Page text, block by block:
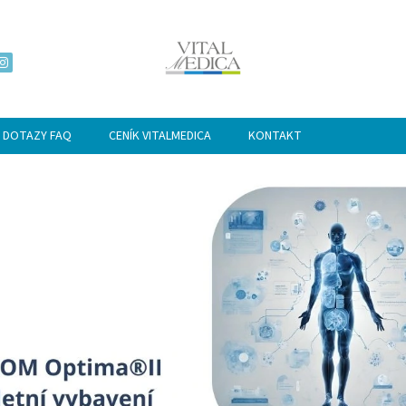
FAQ CENÍK VITALMEDICA KONTAKT